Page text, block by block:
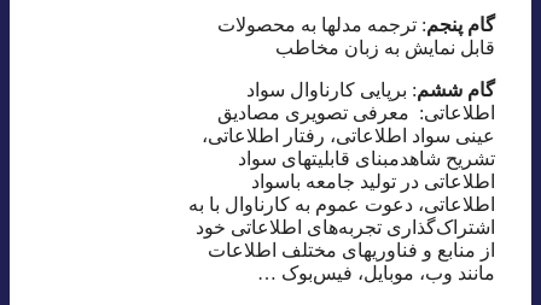
گام پنجم: ترجمه مدلها به محصولات
قابل نمایش به زبان مخاطب
گام ششم: برپایی کارناوال سواد
اطلاعاتی: معرفی تصویری مصادیق
عینی سواد اطلاعاتی، رفتار اطلاعاتی،
تشریح شاهدمبنای قابلیتهای سواد
اطلاعاتی در تولید جامعه باسواد
اطلاعاتی، دعوت عموم به کارناوال با به
اشتراک‌گذاری تجربه‌های اطلاعاتی خود
از منابع و فناوریهای مختلف اطلاعات
مانند وب، موبایل، فیس‌بوک …